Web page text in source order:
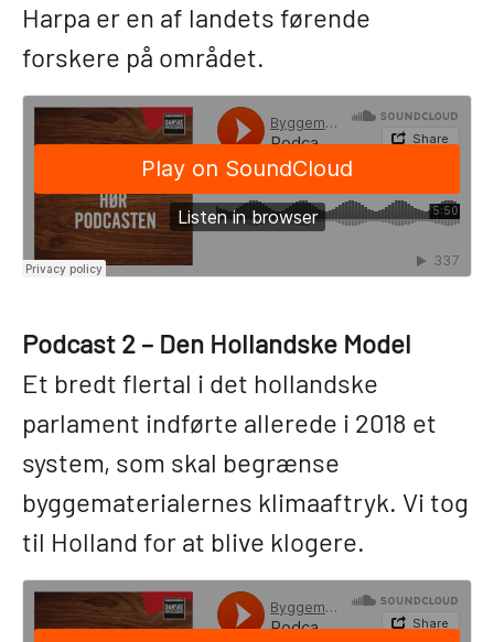
Harpa er en af landets førende
forskere på området.
Podcast 2 – Den Hollandske Model
Et bredt flertal i det hollandske
parlament indførte allerede i 2018 et
system, som skal begrænse
byggematerialernes klimaaftryk. Vi tog
til Holland for at blive klogere.